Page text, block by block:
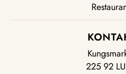
225 92